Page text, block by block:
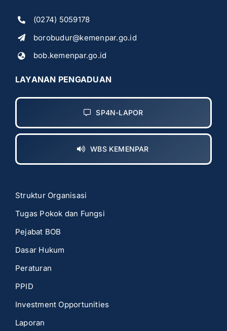
(0274) 5059178
borobudur@kemenpar.go.id
bob.kemenpar.go.id
LAYANAN PENGADUAN
SP4N-LAPOR
WBS KEMENPAR
Struktur Organisasi
Tugas Pokok dan Fungsi
Pejabat BOB
Dasar Hukum
Peraturan
PPID
Investment Opportunities
Laporan